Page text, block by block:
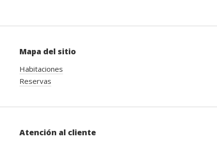
Mapa del sitio
Habitaciones
Reservas
Atención al cliente